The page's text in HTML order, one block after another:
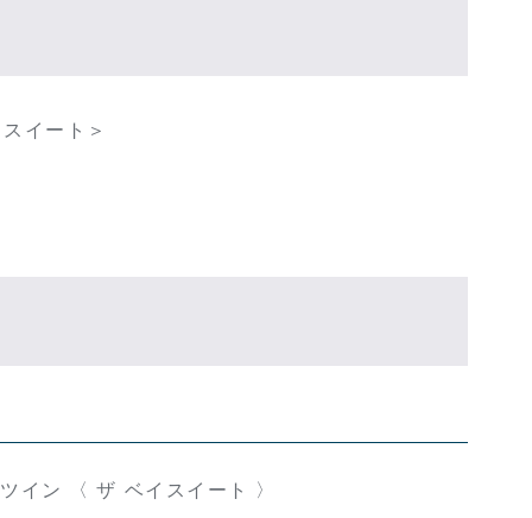
イート＞
イン 〈 ザ ベイスイート 〉